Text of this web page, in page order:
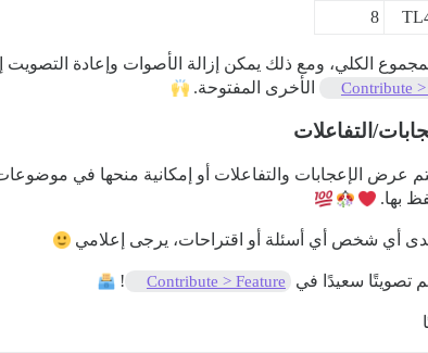
8
الكلي، ومع ذلك يمكن إزالة الأصوات وإعادة
Contribute > الأخرى المفتوحة.
التفاعلات
عرض الإعجابات والتفاعلات أو إمكانية منحها في
بها.
لدى أي شخص أي أسئلة أو اقتراحات، يرجى إعلامي
تصويتًا سعيدًا في Contribute > Feature
!